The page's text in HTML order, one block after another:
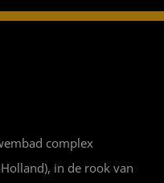
complex
in de rook van